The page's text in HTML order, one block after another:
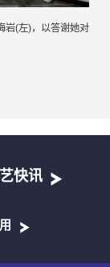
岩(左)，以答谢她对
快讯